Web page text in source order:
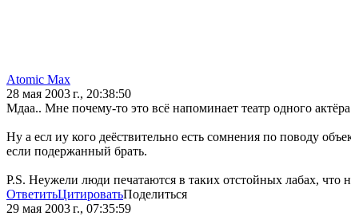
Atomic Max
28 мая 2003 г., 20:38:50
Мдаа.. Мне почему-то это всё напоминает театр одного
Ну а есл иу кого деёствительно есть сомнения по поводу
если подержанный брать.
P.S. Неужели люди печатаются в таких отстойных лабах,
ОтветитьЦитироватьПоделиться
29 мая 2003 г., 07:35:59